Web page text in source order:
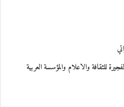
للثقافة والاعلام والمؤسسة العربية